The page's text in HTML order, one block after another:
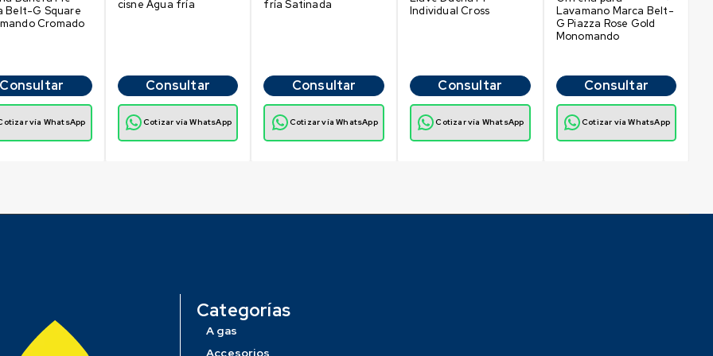
Belt-G Square
Cromado
Consultar
vía WhatsApp
cisne Agua fría
Consultar
Cotizar vía WhatsApp
fría Satinada
Consultar
Cotizar vía WhatsApp
Individual Cross
Consultar
Cotizar vía WhatsApp
Lavamano Marca Belt-
G Piazza Rose Gold
Monomando
Consultar
Cotizar vía WhatsApp
Categorías
A gas
Accesorios